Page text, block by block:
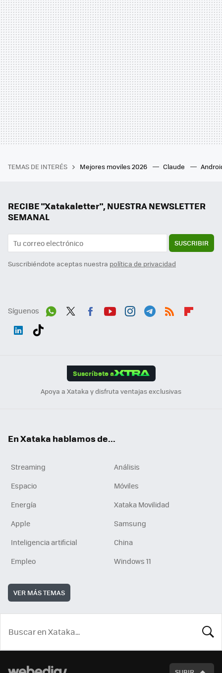
TEMAS DE INTERÉS Mejores moviles 2026 Claude
RECIBE "Xatakaletter", NUESTRA NEWSLETTER
SEMANAL
SUSCRIBIR
Suscribiéndote aceptas nuestra política de privacidad
Síguenos
Suscríbete a
Apoya a Xataka y disfruta ventajas exclusivas
En Xataka hablamos de...
Streaming
Análisis
Espacio
Móviles
Energía
Xataka Movilidad
Apple
Samsung
Inteligencia artificial
China
Empleo
Windows 11
VER MÁS TEMAS